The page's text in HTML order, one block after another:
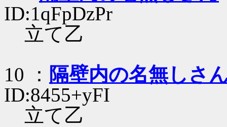
ID:1qFpDzPr
立て乙
10 ： 隔壁内の名無しさ
ID:8455+yFI
立て乙